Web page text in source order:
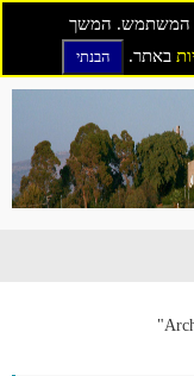
המשתמש. המשך
באתר. הבנתי